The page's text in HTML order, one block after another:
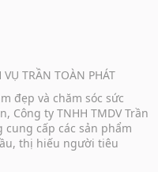
TRẦN TOÀN PHÁT
đẹp và chăm sóc sức
Công ty TNHH TMDV Trần
cấp các sản phẩm
thị hiếu người tiêu